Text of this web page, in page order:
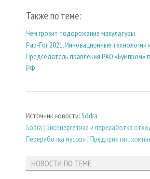
Также по теме:
Чем грозит подорожание макулатуры
Pap-For 2021. Инновационные
Председатель правления РАО
РФ
Источник новости: Södra
Sodra | Биoэнергетика и переработка
Переработка мусора | Предприятия,
НОВОСТИ ПО ТЕМЕ